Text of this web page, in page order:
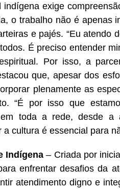
indígena exige
o trabalho não é apenas
e pajés. “Eu atendo
É preciso entender
Por isso, a
que, apesar dos
plenamente as
“É por isso que
toda a rede, desde a
a cultura é essencial para
Indígena– Criada por
enfrentar desafios da
atendimento digno e